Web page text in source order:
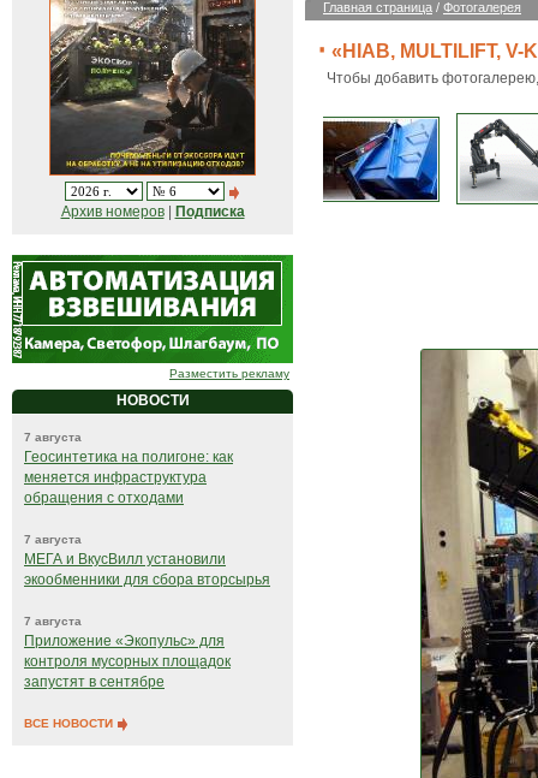
Архив номеров| Подписка
Разместить рекламу
НОВОСТИ
7 августа
Геосинтетика на полигоне: как
меняется инфраструктура
обращения с отходами
7 августа
МЕГА и ВкусВилл установили
экообменники для сбора вторсырья
7 августа
Приложение «Экопульс» для
контроля мусорных площадок
запустят в сентябре
ВСЕ НОВОСТИ
Главная страница / Фотогалерея
«HIAB, MULTILIFT, V-
Чтобы добавить